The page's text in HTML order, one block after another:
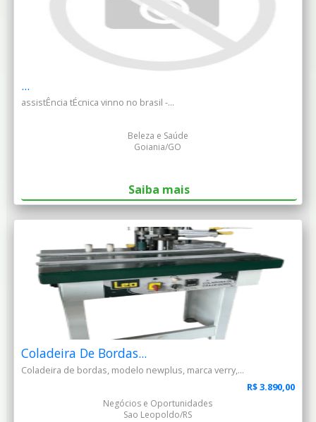
...
assistÊncia tÉcnica vinno no brasil -...
Beleza e Saúde
Goiania/GO
Saiba mais
Coladeira De Bordas...
Coladeira de bordas, modelo newplus, marca verry,...
R$ 3.890,00
Negócios e Oportunidades
Sao Leopoldo/RS